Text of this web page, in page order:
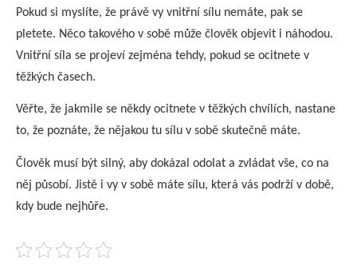
Pokud si myslíte, že právě vy vnitřní sílu nemáte, pak se
pletete. Něco takového v sobě může člověk objevit i náhodou.
Vnitřní síla se projeví zejména tehdy, pokud se ocitnete v
těžkých časech.
Věřte, že jakmile se někdy ocitnete v těžkých chvílích, nastane
to, že poznáte, že nějakou tu sílu v sobě skutečně máte.
Člověk musí být silný, aby dokázal odolat a zvládat vše, co na
něj působí. Jistě i vy v sobě máte sílu, která vás podrží v době,
kdy bude nejhůře.